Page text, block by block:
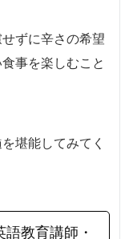
ずに辛さの希望
事を楽しむこと
堪能してみてく
語教育講師・